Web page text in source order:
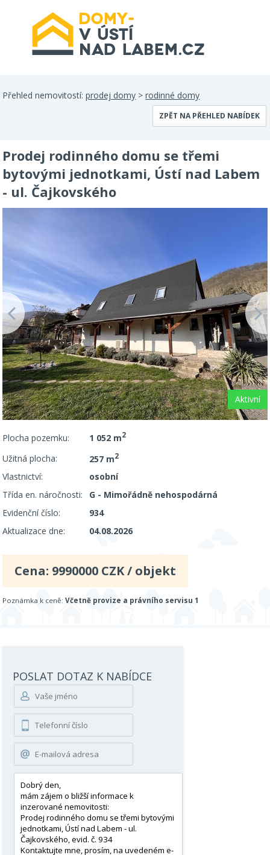
Přehled nemovitostí:prodej domy >rodinné domy
ZPĚT NA PŘEHLED NABÍDEK
Prodej rodinného domu se třemi
bytovými jednotkami, Ústí nad Labem
- ul. Čajkovského
Aktivní
Plocha pozemku: 1 052 m2
Užitná plocha: 257 m2
Vlastnictví:
osobní
Třída en. náročnosti:
G - Mimořádně nehospodárná
Evidenční číslo:
934
Aktualizace dne:
04.08.2026
Cena: 9990000 CZK / objekt
Poznámka k ceně:Včetně provize a právního servisu 1
POSLAT DOTAZ K NABÍDCE